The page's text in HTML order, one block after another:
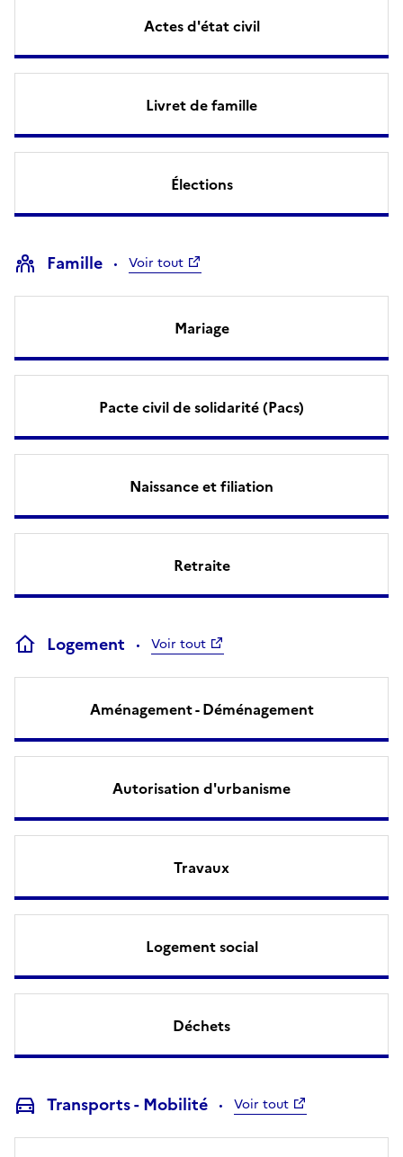
Actes d'état civil
Livret de famille
Élections
Famille Voir tout
Mariage
Pacte civil de solidarité (Pacs)
Naissance et filiation
Retraite
Logement Voir tout
Aménagement - Déménagement
Autorisation d'urbanisme
Travaux
Logement social
Déchets
Transports - Mobilité Voir tout